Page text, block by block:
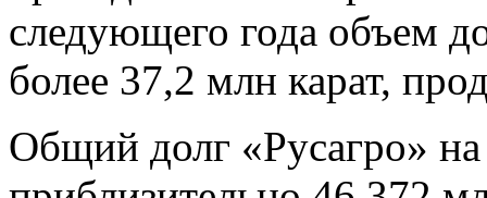
следующего года объем
более 37,2 млн карат,
Общий долг «Русагро» на